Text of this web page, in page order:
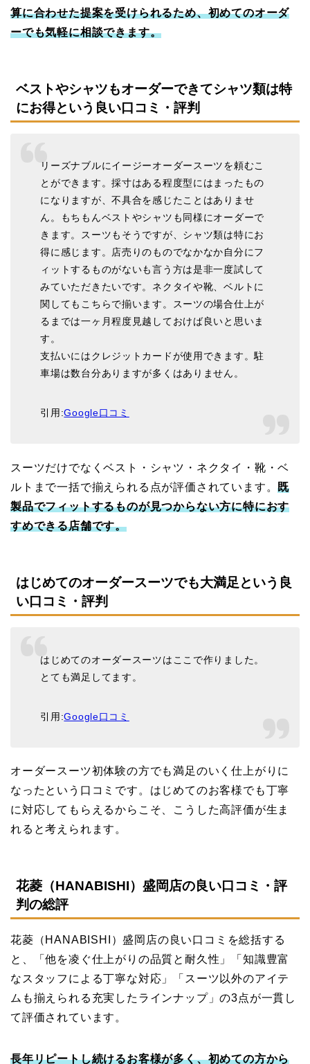
算に合わせた提案を受けられるため、初めてのオーダ
ーでも気軽に相談できます。
ベストやシャツもオーダーできてシャツ類は特
にお得という良い口コミ・評判
リーズナブルにイージーオーダースーツを頼むこ
とができます。採寸はある程度型にはまったもの
になりますが、不具合を感じたことはありませ
ん。もちもんベストやシャツも同様にオーダーで
きます。スーツもそうですが、シャツ類は特にお
得に感じます。店売りのものでなかなか自分にフ
ィットするものがないも言う方は是非一度試して
みていただきたいです。ネクタイや靴、ベルトに
関してもこちらで揃います。スーツの場合仕上が
るまでは一ヶ月程度見越しておけば良いと思いま
す。
支払いにはクレジットカードが使用できます。駐
車場は数台分ありますが多くはありません。
引用:Google口コミ
スーツだけでなくベスト・シャツ・ネクタイ・靴・ベ
ルトまで一括で揃えられる点が評価されています。既
製品でフィットするものが見つからない方に特におす
すめできる店舗です。
はじめてのオーダースーツでも大満足という良
い口コミ・評判
はじめてのオーダースーツはここで作りました。
とても満足してます。
引用:Google口コミ
オーダースーツ初体験の方でも満足のいく仕上がりに
なったという口コミです。はじめてのお客様でも丁寧
に対応してもらえるからこそ、こうした高評価が生ま
れると考えられます。
花菱（HANABISHI）盛岡店の良い口コミ・評
判の総評
花菱（HANABISHI）盛岡店の良い口コミを総括する
と、「他を凌ぐ仕上がりの品質と耐久性」「知識豊富
なスタッフによる丁寧な対応」「スーツ以外のアイテ
ムも揃えられる充実したラインナップ」の3点が一貫し
て評価されています。
長年リピートし続けるお客様が多く、初めての方から